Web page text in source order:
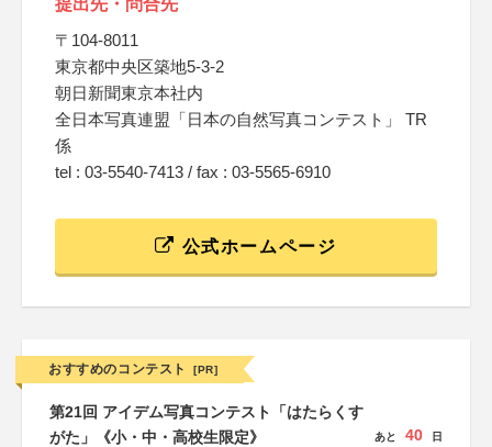
提出先・問合先
〒104-8011
東京都中央区築地5-3-2
朝日新聞東京本社内
全日本写真連盟「日本の自然写真コンテスト」 TR
係
tel : 03-5540-7413 / fax : 03-5565-6910
公式ホームページ
おすすめのコンテスト [PR]
第21回 アイデム写真コンテスト「はたらくす
がた」《小・中・高校生限定》
あと 40 日